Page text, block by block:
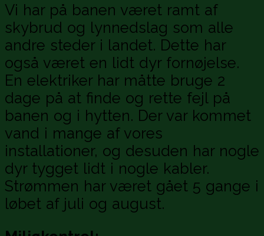
Vi har på banen været ramt af
skybrud og lynnedslag som alle
andre steder i landet. Dette har
også været en lidt dyr fornøjelse.
En elektriker har måtte bruge 2
dage på at finde og rette fejl på
banen og i hytten. Der var kommet
vand i mange af vores
installationer, og desuden har nogle
dyr tygget lidt i nogle kabler.
Strømmen har været gået 5 gange i
løbet af juli og august.